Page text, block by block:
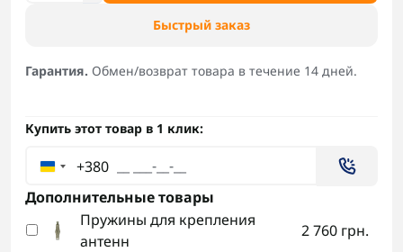
Быстрый заказ
Гарантия. Обмен/возврат товара в течение 14 дней.
Купить этот товар в 1 клик:
+380
Дополнительные товары
Пружины для крепления
антенн
2 760 грн.